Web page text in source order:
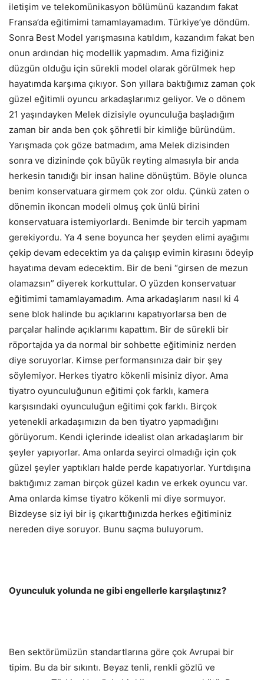
iletişim ve telekomünikasyon bölümünü kazandım fakat
Fransa’da eğitimimi tamamlayamadım. Türkiye’ye döndüm.
Sonra Best Model yarışmasına katıldım, kazandım fakat ben
onun ardından hiç modellik yapmadım. Ama fiziğiniz
düzgün olduğu için sürekli model olarak görülmek hep
hayatımda karşıma çıkıyor. Son yıllara baktığımız zaman çok
güzel eğitimli oyuncu arkadaşlarımız geliyor. Ve o dönem
21 yaşındayken Melek dizisiyle oyunculuğa başladığım
zaman bir anda ben çok şöhretli bir kimliğe büründüm.
Yarışmada çok göze batmadım, ama Melek dizisinden
sonra ve dizininde çok büyük reyting almasıyla bir anda
herkesin tanıdığı bir insan haline dönüştüm. Böyle olunca
benim konservatuara girmem çok zor oldu. Çünkü zaten o
dönemin ikoncan modeli olmuş çok ünlü birini
konservatuara istemiyorlardı. Benimde bir tercih yapmam
gerekiyordu. Ya 4 sene boyunca her şeyden elimi ayağımı
çekip devam edecektim ya da çalışıp evimin kirasını ödeyip
hayatıma devam edecektim. Bir de beni “girsen de mezun
olamazsın” diyerek korkuttular. O yüzden konservatuar
eğitimimi tamamlayamadım. Ama arkadaşlarım nasıl ki 4
sene blok halinde bu açıklarını kapatıyorlarsa ben de
parçalar halinde açıklarımı kapattım. Bir de sürekli bir
röportajda ya da normal bir sohbette eğitiminiz nerden
diye soruyorlar. Kimse performansınıza dair bir şey
söylemiyor. Herkes tiyatro kökenli misiniz diyor. Ama
tiyatro oyunculuğunun eğitimi çok farklı, kamera
karşısındaki oyunculuğun eğitimi çok farklı. Birçok
yetenekli arkadaşımızın da ben tiyatro yapmadığını
görüyorum. Kendi içlerinde idealist olan arkadaşlarım bir
şeyler yapıyorlar. Ama onlarda seyirci olmadığı için çok
güzel şeyler yaptıkları halde perde kapatıyorlar. Yurtdışına
baktığımız zaman birçok güzel kadın ve erkek oyuncu var.
Ama onlarda kimse tiyatro kökenli mi diye sormuyor.
Bizdeyse siz iyi bir iş çıkarttığınızda herkes eğitiminiz
nereden diye soruyor. Bunu saçma buluyorum.
Oyunculuk yolunda ne gibi engellerle karşılaştınız?
Ben sektörümüzün standartlarına göre çok Avrupai bir
tipim. Bu da bir sıkıntı. Beyaz tenli, renkli gözlü ve